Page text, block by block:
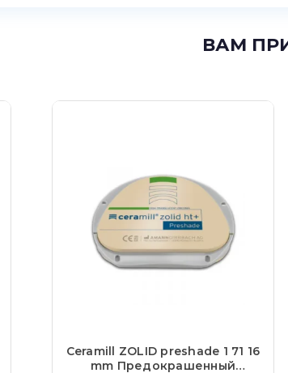
ВАМ
Ceramill ZOLID preshade 1 71 16
mm Предокрашенный